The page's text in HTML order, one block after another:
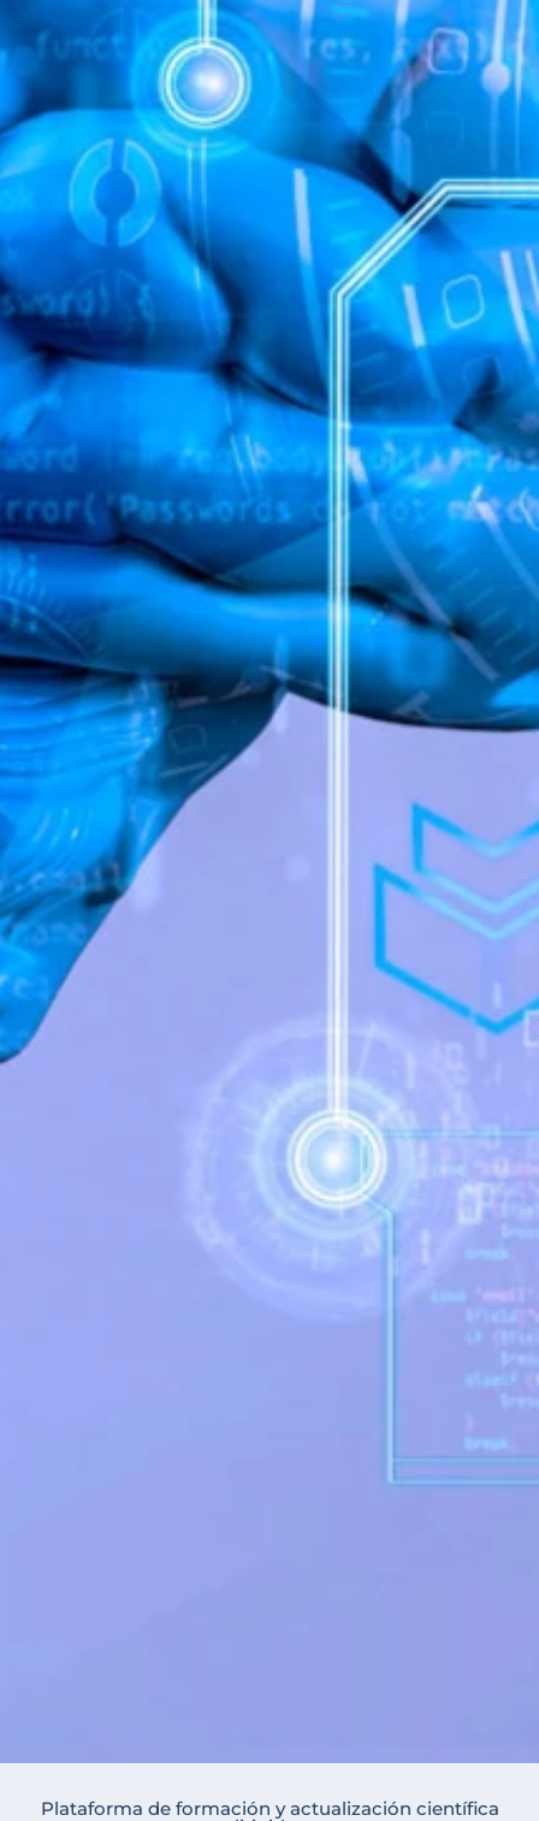
Plataforma de formación y actualización científica